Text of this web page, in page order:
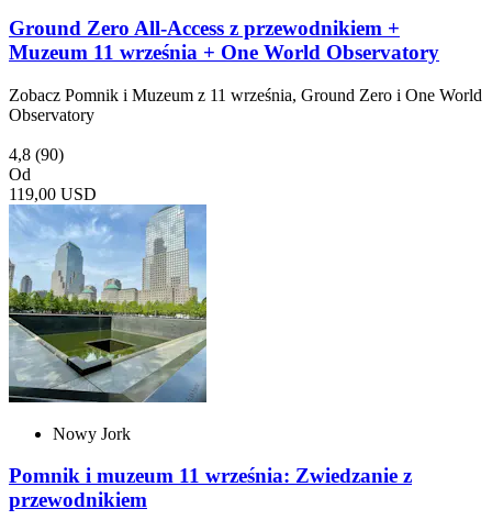
Ground Zero All-Access z przewodnikiem +
Muzeum 11 września + One World Observatory
Zobacz Pomnik i Muzeum z 11 września, Ground Zero i One World
Observatory
4,8 (90)
Od
119,00 USD
Nowy Jork
Pomnik i muzeum 11 września: Zwiedzanie z
przewodnikiem